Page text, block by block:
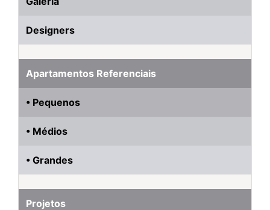
Designers
Apartamentos Referenciais
• Pequenos
• Médios
• Grandes
Projetos